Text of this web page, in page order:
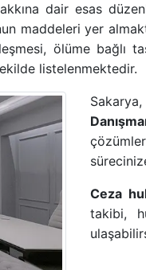
dair esas
maddeleri yer
, ölüme bağlı
listelenmektedir.
Ceza
takibi,